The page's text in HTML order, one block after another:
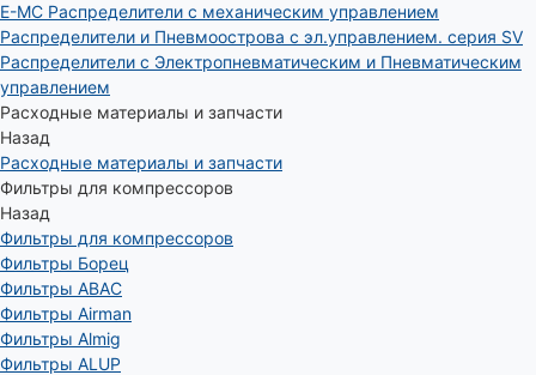
E-MC Распределители с механическим управлением
Распределители и Пневмоострова с эл.управлением. серия SV
Распределители с Электропневматическим и Пневматическим
управлением
Расходные материалы и запчасти
Назад
Расходные материалы и запчасти
Фильтры для компрессоров
Назад
Фильтры для компрессоров
Фильтры Борец
Фильтры ABAC
Фильтры Airman
Фильтры Almig
Фильтры ALUP